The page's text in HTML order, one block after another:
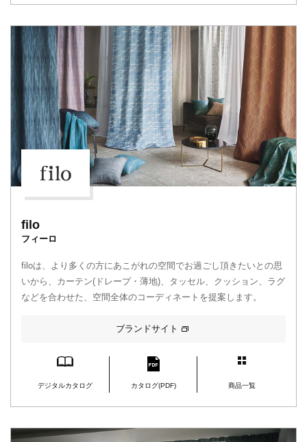
filo
フィーロ
filoは、より多くの方にあこがれの空間でお過ごし頂きたいとの思
いから、カーテン(ドレープ・薄地)、タッセル、クッション、ラグ
などを合わせた、空間全体のコーディネートを提案します。
ブランドサイト
デジタルカタログ カタログ(PDF) 商品一覧